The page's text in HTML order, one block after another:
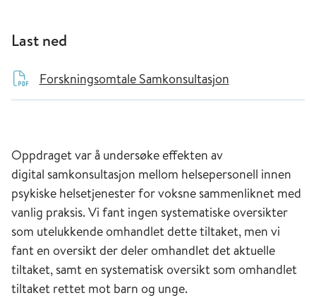
Last ned
Forskningsomtale Samkonsultasjon
Oppdraget var å undersøke effekten av
digital samkonsultasjon mellom helsepersonell innen
psykiske helsetjenester for voksne sammenliknet med
vanlig praksis. Vi fant ingen systematiske oversikter
som utelukkende omhandlet dette tiltaket, men vi
fant en oversikt der deler omhandlet det aktuelle
tiltaket, samt en systematisk oversikt som omhandlet
tiltaket rettet mot barn og unge. ​